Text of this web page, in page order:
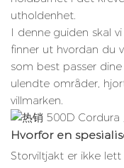
utholdenhet.
I denne guiden skal
finner ut hvordan du
som best passer
ulendte områder,
villmarken.
Hvorfor en
Storviltjakt er ikke lett